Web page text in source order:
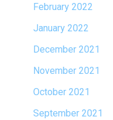
February 2022
January 2022
December 2021
November 2021
October 2021
September 2021